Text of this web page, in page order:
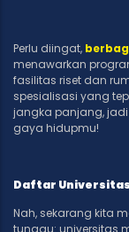
Perlu diingat,
menawarkan
fasilitas riset dan
spesialisasi yang
jangka panjang,
gaya hidupmu!
Daftar
Nah, sekarang kita
tunggu: universitas